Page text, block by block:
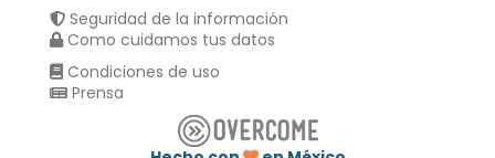
Seguridad de la información
Como cuidamos tus datos
Condiciones de uso
Prensa